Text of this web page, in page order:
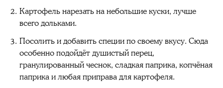
Картофель нарезать на небольшие куски, лучше
всего дольками.
Посолить и добавить специи по своему вкусу. Сюда
особенно подойдёт душистый перец,
гранулированный чеснок, сладкая паприка, копчёная
паприка и любая приправа для картофеля.